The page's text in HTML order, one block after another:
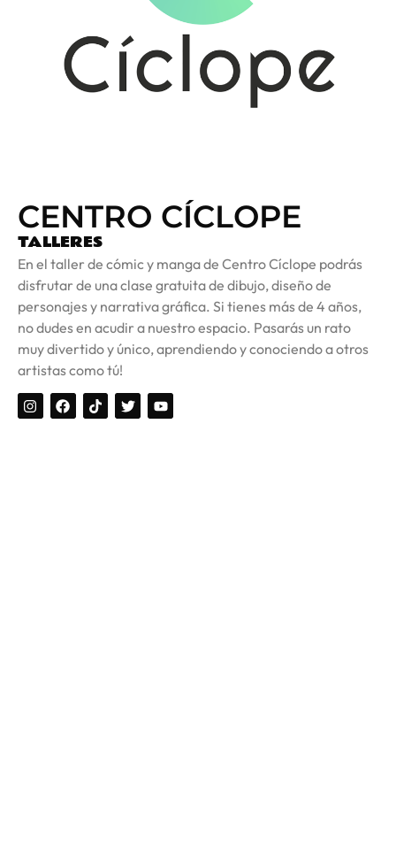
CENTRO CÍCLOPE
TALLERES
En el taller de cómic y manga de Centro Cíclope podrás
disfrutar de una clase gratuita de dibujo, diseño de
personajes y narrativa gráfica. Si tienes más de 4 años,
no dudes en acudir a nuestro espacio. Pasarás un rato
muy divertido y único, aprendiendo y conociendo a otros
artistas como tú!